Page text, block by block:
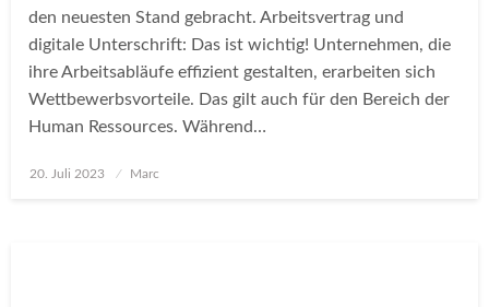
den neuesten Stand gebracht. Arbeitsvertrag und
digitale Unterschrift: Das ist wichtig! Unternehmen, die
ihre Arbeitsabläufe effizient gestalten, erarbeiten sich
Wettbewerbsvorteile. Das gilt auch für den Bereich der
Human Ressources. Während…
Posted
20. Juli 2023 Marc